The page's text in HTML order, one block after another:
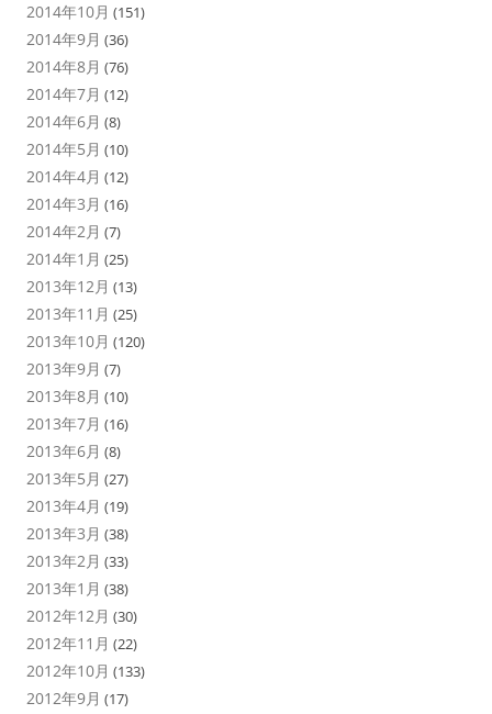
2014年10月 (151)
2014年9月 (36)
2014年8月 (76)
2014年7月 (12)
2014年6月 (8)
2014年5月 (10)
2014年4月 (12)
2014年3月 (16)
2014年2月 (7)
2014年1月 (25)
2013年12月 (13)
2013年11月 (25)
2013年10月 (120)
2013年9月 (7)
2013年8月 (10)
2013年7月 (16)
2013年6月 (8)
2013年5月 (27)
2013年4月 (19)
2013年3月 (38)
2013年2月 (33)
2013年1月 (38)
2012年12月 (30)
2012年11月 (22)
2012年10月 (133)
2012年9月 (17)